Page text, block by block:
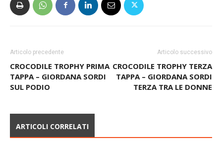
Articolo precedente
CROCODILE TROPHY PRIMA
TAPPA – GIORDANA SORDI
SUL PODIO
Articolo successivo
CROCODILE TROPHY TERZA
TAPPA – GIORDANA SORDI
TERZA TRA LE DONNE
ARTICOLI CORRELATI